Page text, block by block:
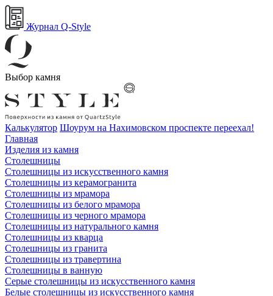
Журнал Q-Style
Выбор камня
Калькулятор Шоурум на Нахимовском проспекте переехал!
Главная
Изделия из камня
Столешницы
Столешницы из искусственного камня
Столешницы из керамогранита
Столешницы из мрамора
Столешницы из белого мрамора
Столешницы из черного мрамора
Столешницы из натурального камня
Столешницы из кварца
Столешницы из гранита
Столешницы из травертина
Столешницы в ванную
Серые столешницы из искусственного камня
Белые столешницы из искусственного камня